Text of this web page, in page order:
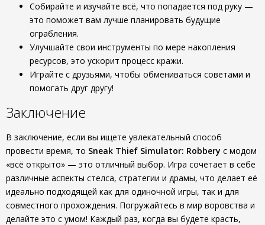
Собирайте и изучайте всё, что попадается под руку —
это поможет вам лучше планировать будущие
ограбления.
Улучшайте свои инструменты по мере накопления
ресурсов, это ускорит процесс кражи.
Играйте с друзьями, чтобы обмениваться советами и
помогать друг другу!
Заключение
В заключение, если вы ищете увлекательный способ
провести время, то Sneak Thief Simulator: Robbery с модом
«всё открыто» — это отличный выбор. Игра сочетает в себе
различные аспекты стелса, стратегии и драмы, что делает её
идеально подходящей как для одиночной игры, так и для
совместного прохождения. Погружайтесь в мир воровства и
делайте это с умом! Каждый раз, когда вы будете красть,